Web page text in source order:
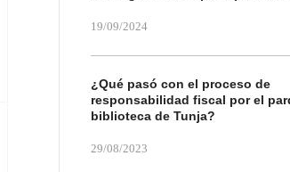
19/09/2024
¿Qué pasó con el proceso de
responsabilidad fiscal por el
biblioteca de Tunja?
29/08/2023